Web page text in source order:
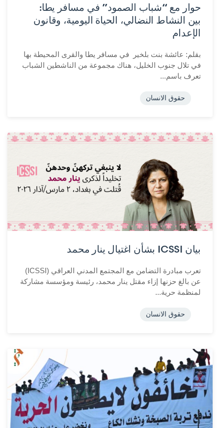
حوار مع “شباب الصمود” في مسافر يطا:
بين النشاط النضالي، الحياة اليومية، وقانون
الإعدام
بقلم: عائشة بنت بلخير في مسافر يطا والقرى المحيطة بها
في تلال جنوب الخليل، هناك مجموعة من الناشطين الشباب
تعرف باسم...
حقوق الانسان
بيان ICSSI بشأن اغتيال ينار محمد
تعرب مبادرة التضامن مع المجتمع المدني العراقي (ICSSI)
عن بالغ حزنها إزاء مقتل ينار محمد، رئيسة ومؤسسة مشاركة
لمنظمة حرية...
حقوق الانسان